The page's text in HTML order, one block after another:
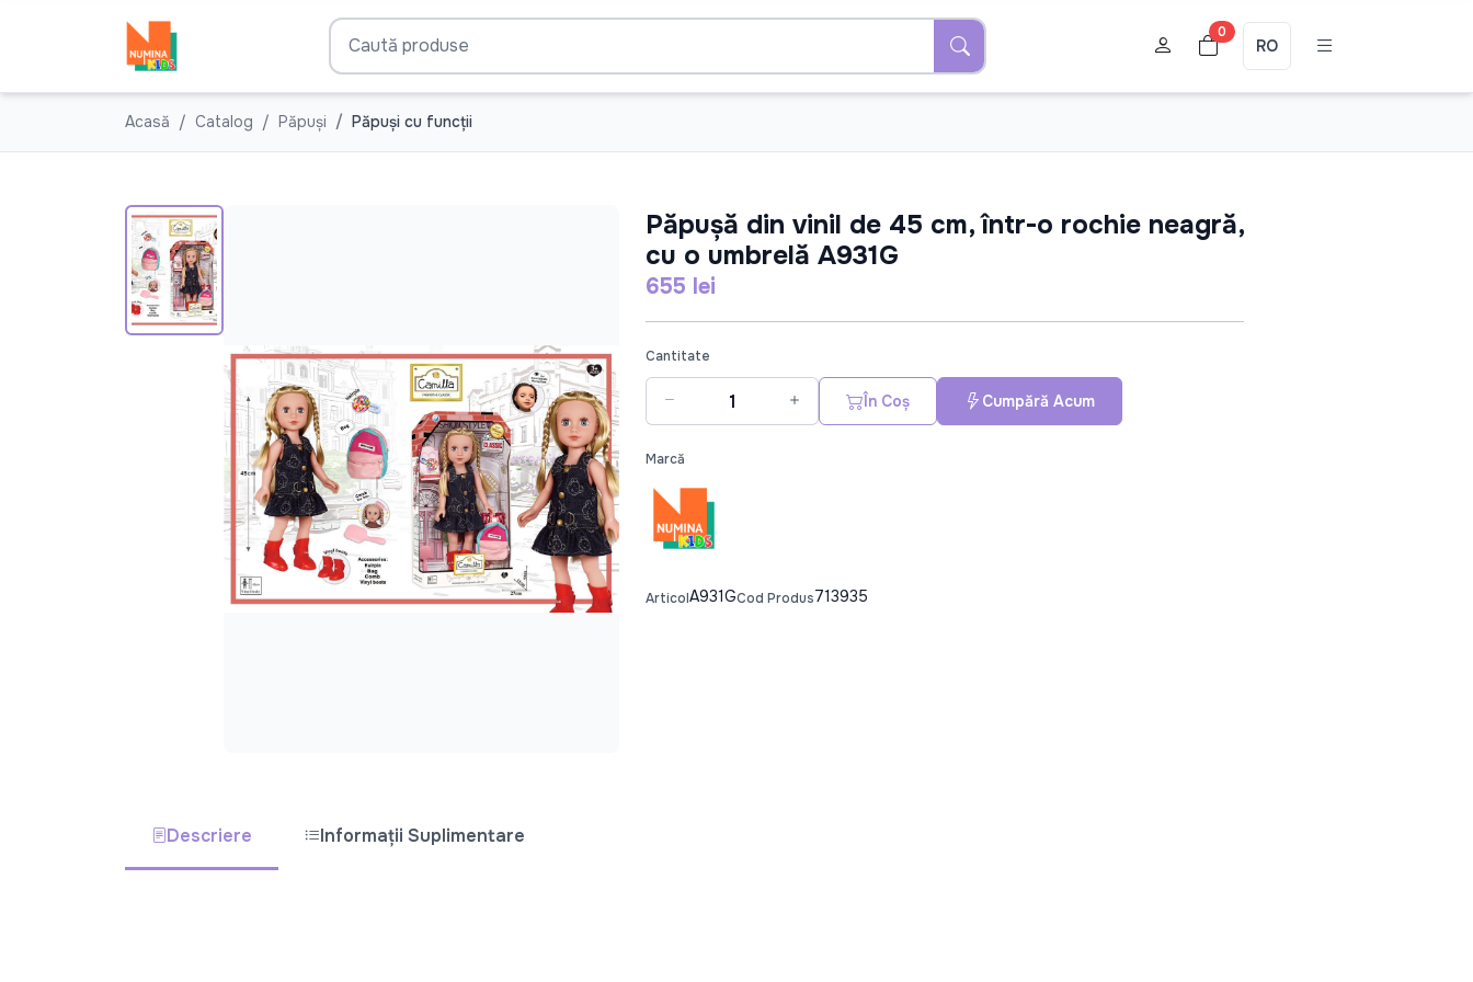
0
RO
Acasă Catalog Păpuși Păpuși cu funcții
Păpușă din vinil de 45 cm, într-o rochie neagră,
cu o umbrelă A931G
655 lei
Cantitate
În Coș Cumpără Acum
Marcă
ArticolA931GCod Produs713935
Descriere Informații Suplimentare